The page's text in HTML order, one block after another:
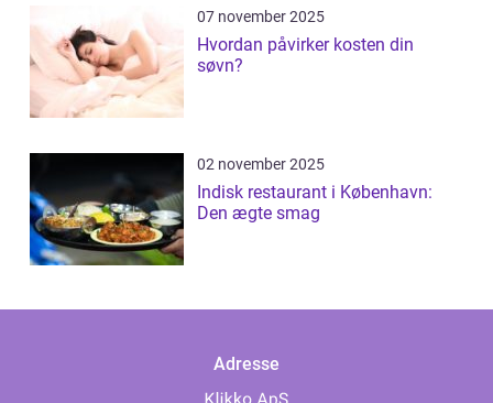
07 november 2025
Hvordan påvirker kosten din
søvn?
02 november 2025
Indisk restaurant i København:
Den ægte smag
Adresse